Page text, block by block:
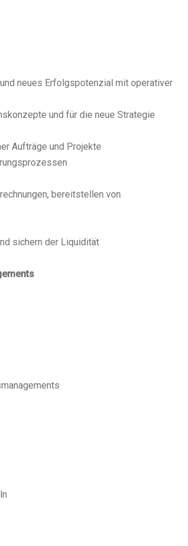
neues Erfolgspotenzial mit operativer
und für die neue Strategie
Aufträge und Projekte
bereitstellen von
sichern der Liquidität